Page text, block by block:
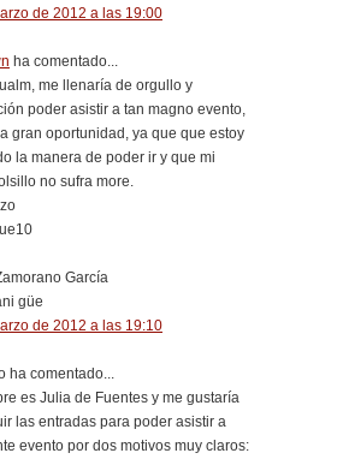
de 2012 a las 19:00
ha comentado...
me llenaría de orgullo y
poder asistir a tan magno evento,
gran oportunidad, ya que que estoy
la manera de poder ir y que mi
no sufra more.
García
güe
de 2012 a las 19:10
ha comentado...
es Julia de Fuentes y me gustaría
las entradas para poder asistir a
evento por dos motivos muy claros: